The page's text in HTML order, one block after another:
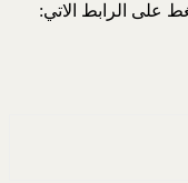
على الرابط الاتي: